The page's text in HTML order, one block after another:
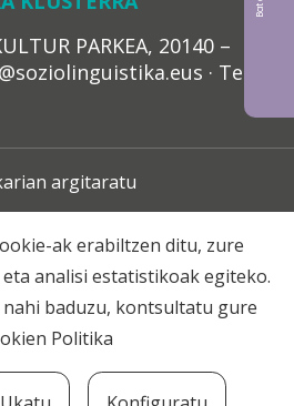
PARKEA, 20140 –
· Tel.:
argitaratu
Oharra
Harpidetza
ak erabiltzen ditu, zure
analisi estatistikoak egiteko.
baduzu, kontsultatu gure
Politika